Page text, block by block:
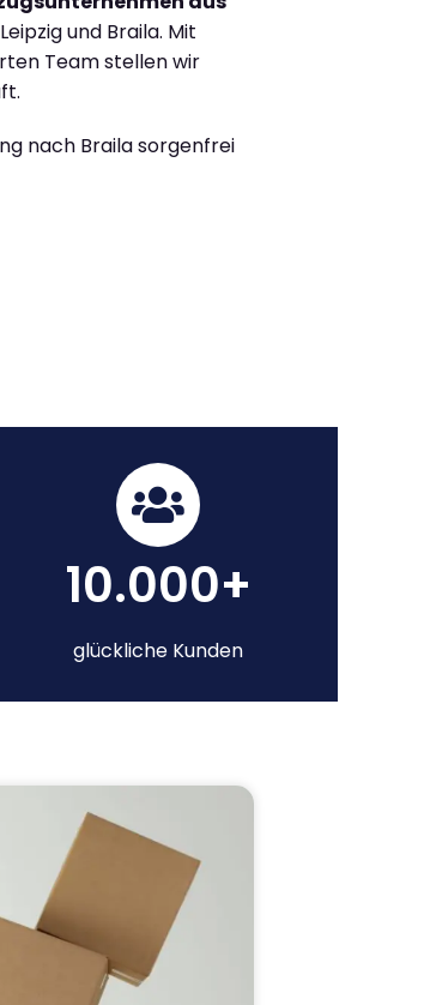
und Braila. Mit
Team stellen wir
nach Braila sorgenfrei
10.000+
glückliche Kunden